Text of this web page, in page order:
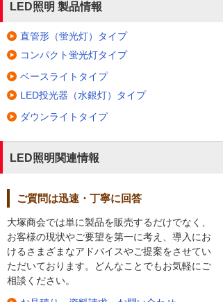
LED照明 製品情報
直管形（蛍光灯）タイプ
コンパクト蛍光灯タイプ
ベースライトタイプ
LED投光器（水銀灯）タイプ
ダウンライトタイプ
LED照明関連情報
ご質問は迅速・丁寧に回答
大塚商会では単に製品を販売するだけでなく、
お客様の現状やご要望を第一に考え、導入にお
けるさまざまなアドバイスやご提案をさせてい
ただいております。どんなことでもお気軽にご
相談ください。